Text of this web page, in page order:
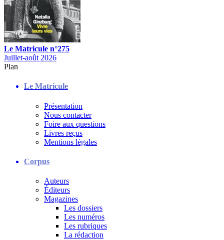
Le Matricule n°275
Juillet-août 2026
Plan
Le Matricule
Présentation
Nous contacter
Foire aux questions
Livres reçus
Mentions légales
Corpus
Auteurs
Éditeurs
Magazines
Les dossiers
Les numéros
Les rubriques
La rédaction